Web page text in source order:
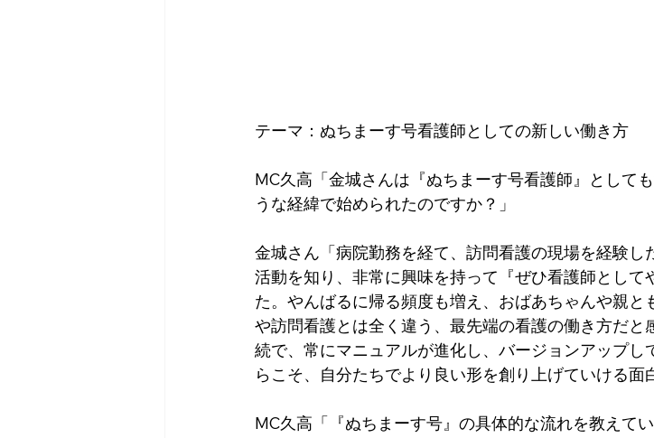
テーマ：ぬちまーす号看護師としての新しい働き方
MC久高「金城さんは『ぬちまーす号看護師』として
うな経緯で始められたのですか？」
金城さん「病院勤務を経て、訪問看護の現場を経験
活動を知り、非常に興味を持って『ぜひ看護師として
た。やんばるに帰る頻度も増え、おばあちゃんや親
や訪問看護とは全く違う、最先端の看護の働き方だ
続で、常にマニュアルが進化し、バージョンアップ
らこそ、自分たちでより良い形を創り上げていける面
MC久高「『ぬちまーす号』の具体的な流れを教えてい